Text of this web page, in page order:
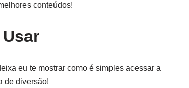
conteúdos!
eu te mostrar como é simples acessar a
de diversão!